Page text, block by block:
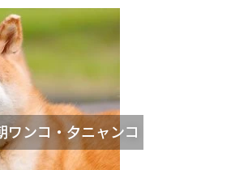
ワンコ・夕ニャンコ